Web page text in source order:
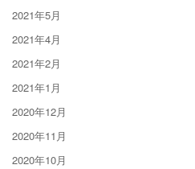
2021年5月
2021年4月
2021年2月
2021年1月
2020年12月
2020年11月
2020年10月